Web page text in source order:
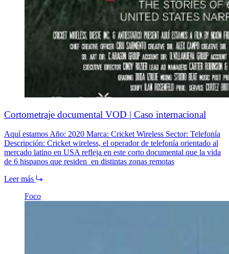
Cortometraje documental VOD | Caso internacional
Aquí estamos Año: 2020 Marca: Cricket Wireless Sector: Telefonía
Descripción: Cricket wireless, el operador de telefonía orientado al
mercado latino en USA refleja en este corto documental que la vida
de 6 hispanos que residen en distintas zonas remotas
Leer más
Foco